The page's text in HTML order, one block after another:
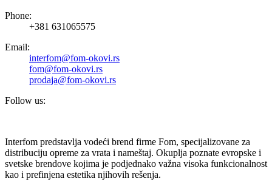
Phone:
+381 631065575
Email:
interfom@fom-okovi.rs
fom@fom-okovi.rs
prodaja@fom-okovi.rs
Follow us:
Interfom predstavlja vodeći brend firme Fom, specijalizovane za
distribuciju opreme za vrata i nameštaj. Okuplja poznate evropske i
svetske brendove kojima je podjednako važna visoka funkcionalnost
kao i prefinjena estetika njihovih rešenja.